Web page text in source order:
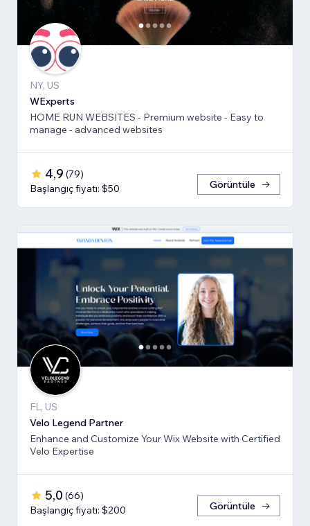
NY, US
WExperts
HOME RUN WEBSITES - Premium website - Easy to
manage - advanced websites
4,9 (79)
Başlangıç fiyatı: $50
Görüntüle
FL, US
Velo Legend Partner
Enhance and Customize Your Wix Website with Certified
Velo Expertise
5,0 (66)
Başlangıç fiyatı: $200
Görüntüle